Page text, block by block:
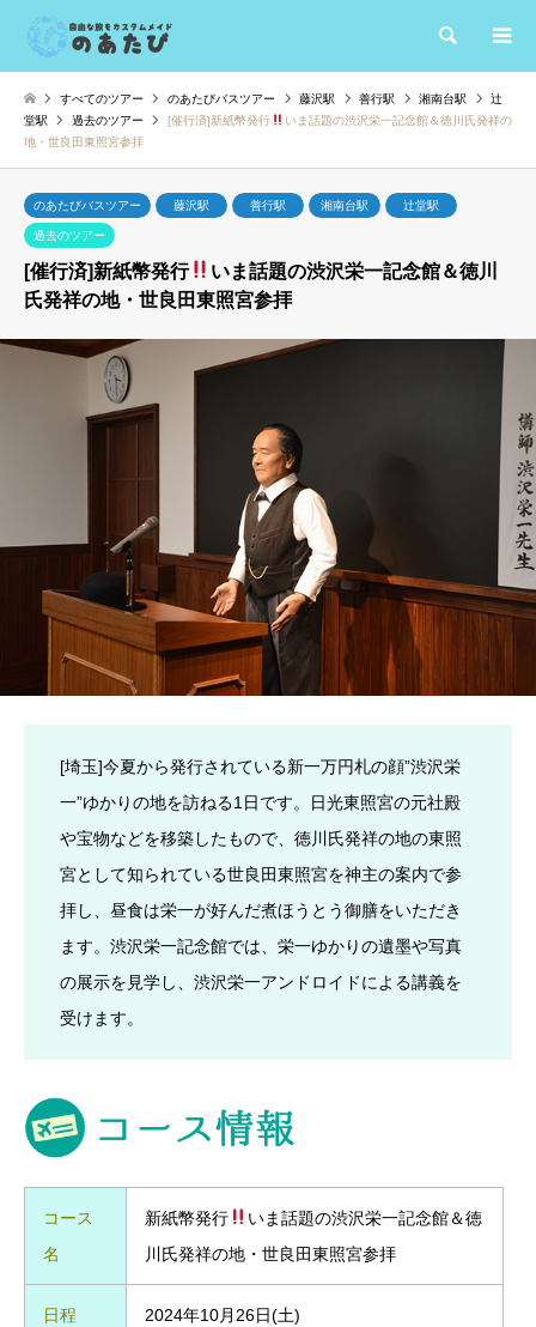
検索
すべてのツアー のあたびバスツアー 藤沢駅 善行駅 湘南台駅
辻
堂駅
過去のツアー [催行済]新紙幣発行
いま話題の渋沢栄一記念館＆徳川氏発祥の
地・世良田東照宮参拝
のあたびバスツアー 藤沢駅 善行駅 湘南台駅 辻堂駅
過去のツアー
[催行済]新紙幣発行
いま話題の渋沢栄一記念館＆徳川
氏発祥の地・世良田東照宮参拝
[埼玉]今夏から発行されている新一万円札の顔”渋沢栄
一”ゆかりの地を訪ねる1日です。日光東照宮の元社殿
や宝物などを移築したもので、徳川氏発祥の地の東照
宮として知られている世良田東照宮を神主の案内で参
拝し、昼食は栄一が好んだ煮ほうとう御膳をいただき
ます。渋沢栄一記念館では、栄一ゆかりの遺墨や写真
の展示を見学し、渋沢栄一アンドロイドによる講義を
受けます。
コース
名
新紙幣発行
いま話題の渋沢栄一記念館＆徳
川氏発祥の地・世良田東照宮参拝
日程 2024年10月26日(土)